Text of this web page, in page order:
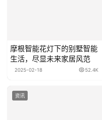
摩根智能花灯下的别墅智能
生活，尽显未来家居风范
2025-02-18 52.4K
资讯